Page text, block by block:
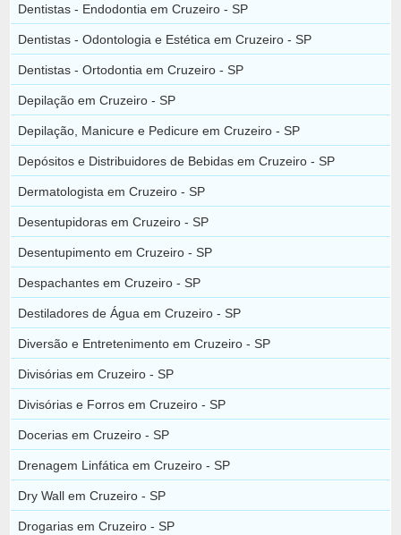
Dentistas - Endodontia em Cruzeiro - SP
Dentistas - Odontologia e Estética em Cruzeiro - SP
Dentistas - Ortodontia em Cruzeiro - SP
Depilação em Cruzeiro - SP
Depilação, Manicure e Pedicure em Cruzeiro - SP
Depósitos e Distribuidores de Bebidas em Cruzeiro - SP
Dermatologista em Cruzeiro - SP
Desentupidoras em Cruzeiro - SP
Desentupimento em Cruzeiro - SP
Despachantes em Cruzeiro - SP
Destiladores de Água em Cruzeiro - SP
Diversão e Entretenimento em Cruzeiro - SP
Divisórias em Cruzeiro - SP
Divisórias e Forros em Cruzeiro - SP
Docerias em Cruzeiro - SP
Drenagem Linfática em Cruzeiro - SP
Dry Wall em Cruzeiro - SP
Drogarias em Cruzeiro - SP